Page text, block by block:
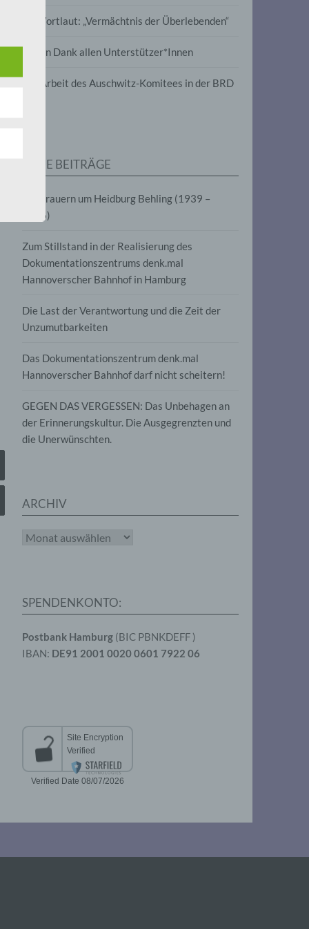
Im Wortlaut: „Vermächtnis der Überlebenden“
Vielen Dank allen Unterstützer*Innen
Zur Arbeit des Auschwitz-Komitees in der BRD
NEUE BEITRÄGE
Wir trauern um Heidburg Behling (1939 –
2026)
Zum Stillstand in der Realisierung des
Dokumentationszentrums denk.mal
Hannoverscher Bahnhof in Hamburg
Die Last der Verantwortung und die Zeit der
Unzumutbarkeiten
Das Dokumentationszentrum denk.mal
Hannoverscher Bahnhof darf nicht scheitern!
GEGEN DAS VERGESSEN: Das Unbehagen an
der Erinnerungskultur. Die Ausgegrenzten und
die Unerwünschten.
ARCHIV
Archiv
SPENDENKONTO:
Postbank Hamburg (BIC PBNKDEFF )
IBAN: DE91 2001 0020 0601 7922 06